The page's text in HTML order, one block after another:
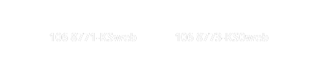
106 8771-KSweb 106 8773-KS0web